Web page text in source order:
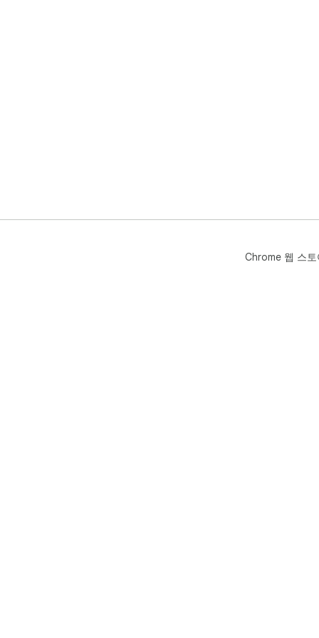
Chrome 웹 스